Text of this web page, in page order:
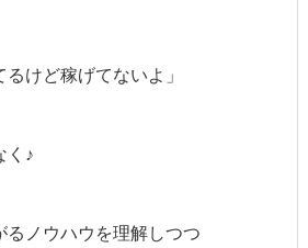
るけど稼げてないよ」
く♪
るノウハウを理解しつつ